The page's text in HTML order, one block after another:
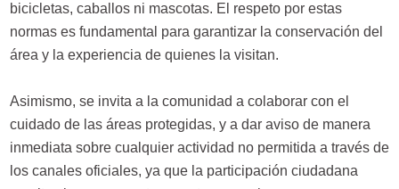
bicicletas, caballos ni mascotas. El respeto por estas
normas es fundamental para garantizar la conservación del
área y la experiencia de quienes la visitan.
Asimismo, se invita a la comunidad a colaborar con el
cuidado de las áreas protegidas, y a dar aviso de manera
inmediata sobre cualquier actividad no permitida a través de
los canales oficiales, ya que la participación ciudadana